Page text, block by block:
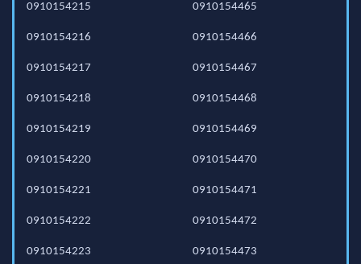
0910154215
0910154216
0910154217
0910154218
0910154219
0910154220
0910154221
0910154222
0910154223
0910154465
0910154466
0910154467
0910154468
0910154469
0910154470
0910154471
0910154472
0910154473